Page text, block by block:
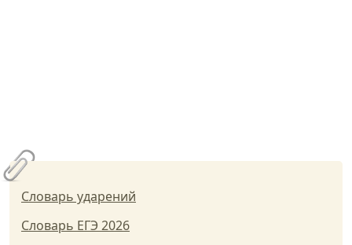
Словарь ударений
Словарь ЕГЭ 2026